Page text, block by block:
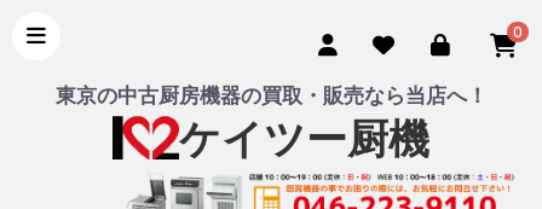
0
東京の中古厨房機器の買取・販売なら当店へ！
ケイツー厨機